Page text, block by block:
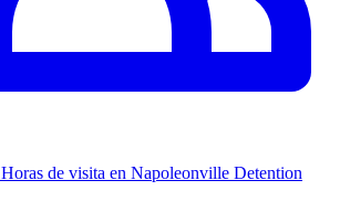
Horas de visita en Napoleonville Detention